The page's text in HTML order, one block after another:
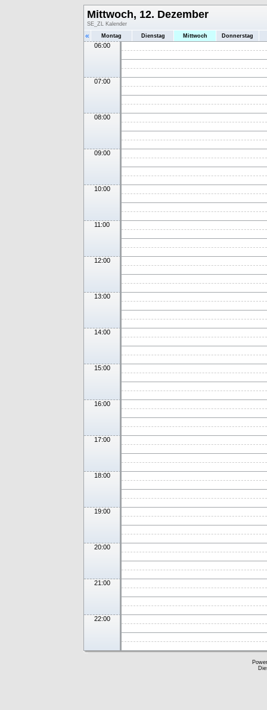
Mittwoch, 12. Dezember
SE_ZL Kalender
« Montag Dienstag Mittwoch Donnerstag
06:00
07:00
08:00
09:00
10:00
11:00
12:00
13:00
14:00
15:00
16:00
17:00
18:00
19:00
20:00
21:00
22:00